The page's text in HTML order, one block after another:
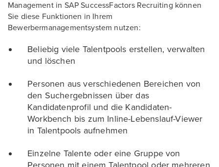
Management in SAP SuccessFactors Recruiting können
Sie diese Funktionen in Ihrem
Bewerbermanagementsystem nutzen:
Beliebig viele Talentpools erstellen, verwalten
und löschen
Personen aus verschiedenen Bereichen von
den Suchergebnissen über das
Kandidatenprofil und die Kandidaten-
Workbench bis zum Inline-Lebenslauf-Viewer
in Talentpools aufnehmen
Einzelne Talente oder eine Gruppe von